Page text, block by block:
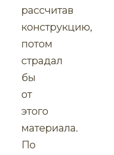
рассчитав
конструкцию,
потом
страдал
бы
от
этого
материала.
По